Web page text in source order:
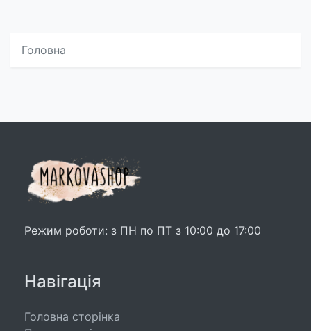
Головна
Режим роботи: з ПН по ПТ з 10:00 до 17:00
Навігація
Головна сторінка